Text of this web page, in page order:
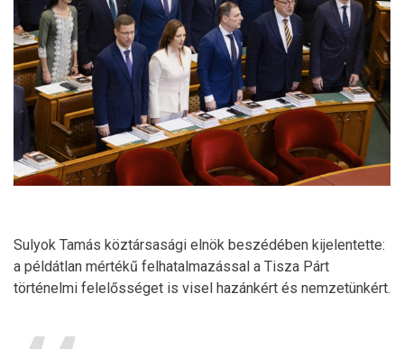
Sulyok Tamás köztársasági elnök beszédében kijelentette:
a példátlan mértékű felhatalmazással a Tisza Párt
történelmi felelősséget is visel hazánkért és nemzetünkért.